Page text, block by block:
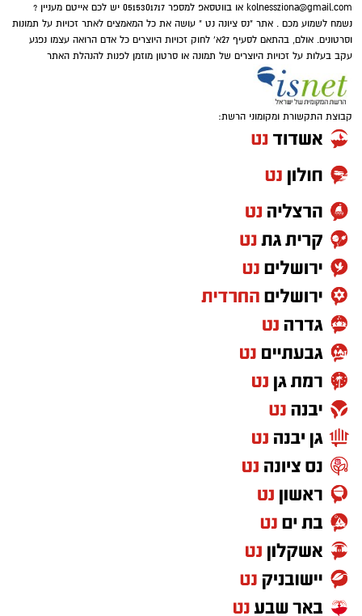
kolnessziona@gmail.com
או בווטסאפ למספר 0515301717 יש לכם אייטם מעניין ?
נשמח לשמוע מכם . אתר "נס ציונה נט " עושה את כל המאמצים לאתר זכויות על תמונות
וסרטונים. אולם, בהתאם לסעיף 27א' לחוק זכויות היוצרים כל אדם הרואה עצמו נפגע
עקב בעלות על זכויות היוצרים של תמונה או סרטון מוזמן לפנות להנהלת האתר
קבוצת התקשורת ומקומוני הרשת: